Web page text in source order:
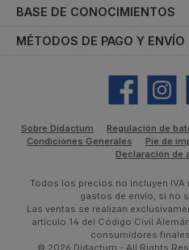
BASE DE CONOCIMIENTOS
MÉTODOS DE PAGO Y ENVÍO
Facebook Instagram
Sobre Didactum Regulación de
Condiciones Generales
Pie de
Declaración de
Todos los precios no incluyen IVA
gastos de envío, si no
Las ventas se realizan
artículo 14 del Código Civil
consumidores
© 2026 Didactum - All Rights